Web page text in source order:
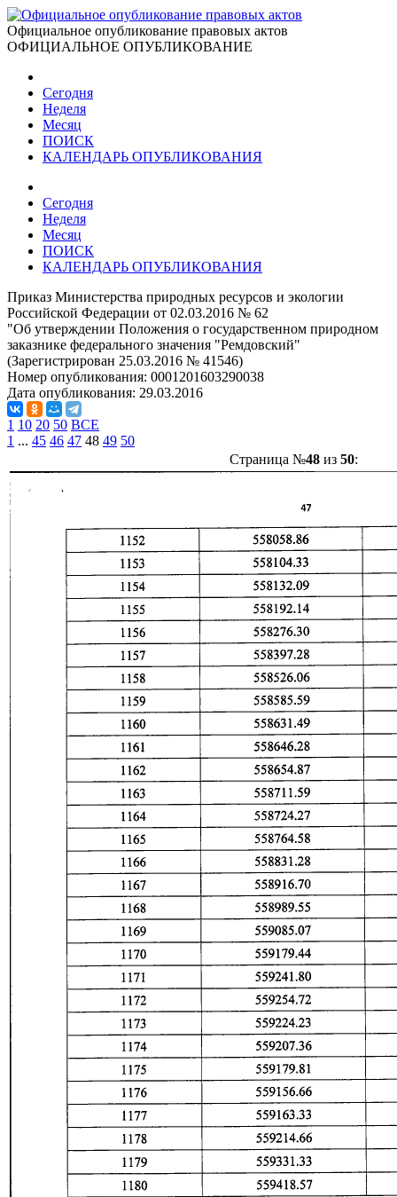
Официальное опубликование правовых актов
ОФИЦИАЛЬНОЕ ОПУБЛИКОВАНИЕ
Сегодня
Неделя
Месяц
ПОИСК
КАЛЕНДАРЬ ОПУБЛИКОВАНИЯ
Сегодня
Неделя
Месяц
ПОИСК
КАЛЕНДАРЬ ОПУБЛИКОВАНИЯ
Приказ Министерства природных ресурсов и экологии
Российской Федерации от 02.03.2016 № 62
"Об утверждении Положения о государственном природном
заказнике федерального значения "Ремдовский"
(Зарегистрирован 25.03.2016 № 41546)
Номер опубликования: 0001201603290038
Дата опубликования: 29.03.2016
1 10 20 50 ВСЕ
1 ... 45 46 47 48 49 50
Страница №48из 50: